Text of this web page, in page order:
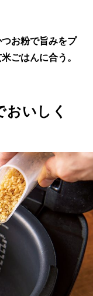
お粉で旨みをプ
ごはんに合う。
いしく